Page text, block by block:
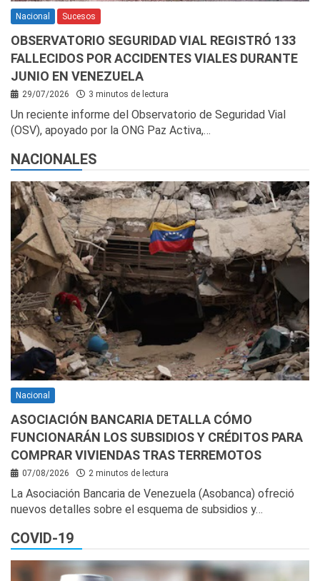
Nacional Sucesos
OBSERVATORIO SEGURIDAD VIAL REGISTRÓ 133
FALLECIDOS POR ACCIDENTES VIALES DURANTE
JUNIO EN VENEZUELA
29/07/2026 3 minutos de lectura
Un reciente informe del Observatorio de Seguridad Vial
(OSV), apoyado por la ONG Paz Activa,…
NACIONALES
Nacional
ASOCIACIÓN BANCARIA DETALLA CÓMO
FUNCIONARÁN LOS SUBSIDIOS Y CRÉDITOS PARA
COMPRAR VIVIENDAS TRAS TERREMOTOS
07/08/2026 2 minutos de lectura
La Asociación Bancaria de Venezuela (Asobanca) ofreció
nuevos detalles sobre el esquema de subsidios y…
COVID-19